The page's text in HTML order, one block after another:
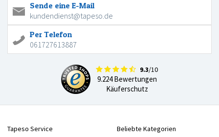
Sende eine E-Mail
kundendienst@tapeso.de
Per Telefon
061727613887
9.3/10
9.224 Bewertungen
Käuferschutz
Tapeso Service
Beliebte Kategorien